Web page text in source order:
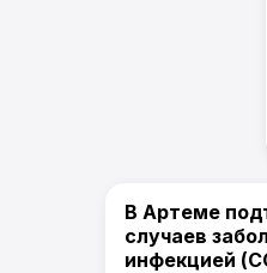
Сообщения о ЧС
Артемпортал
В Артеме
случаев
инфекцией